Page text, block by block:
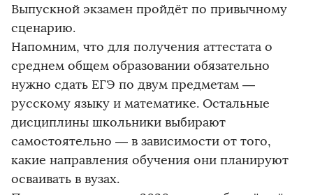
Выпускной экзамен пройдёт по привычному
сценарию.
Напомним, что для получения аттестата о
среднем общем образовании обязательно
нужно сдать ЕГЭ по двум предметам —
русскому языку и математике. Остальные
дисциплины школьники выбирают
самостоятельно — в зависимости от того,
какие направления обучения они планируют
осваивать в вузах.